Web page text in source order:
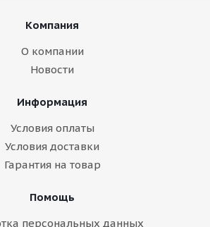
Компания
О компании
Новости
Информация
Условия оплаты
Условия доставки
Гарантия на товар
Помощь
персональных данных